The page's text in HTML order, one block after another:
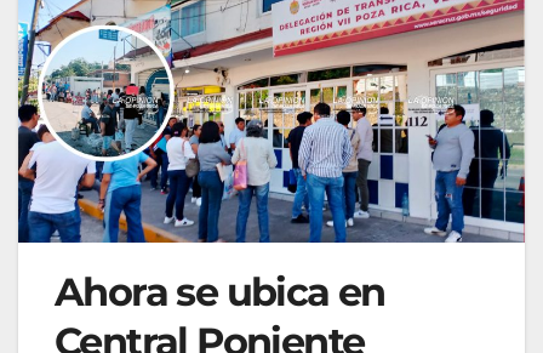
Ahora se ubica en
Central Poniente